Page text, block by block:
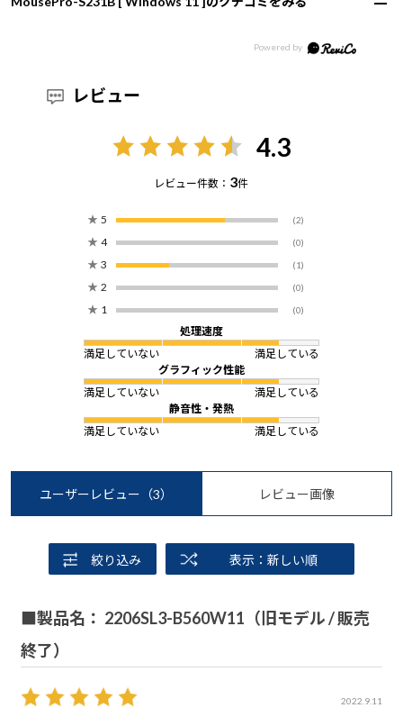
レビュー
4.3
レビュー件数： 3件
★ 5 (2)
★ 4 (0)
★ 3 (1)
★ 2 (0)
★ 1 (0)
処理速度
満足していない
満足している
グラフィック性能
満足していない
満足している
静音性・発熱
満足していない
満足している
ユーザーレビュー （3） レビュー画像
絞り込み 表示：新しい順
■製品名： 2206SL3-B560W11（旧モデル / 販売
終了）
2022.9.11